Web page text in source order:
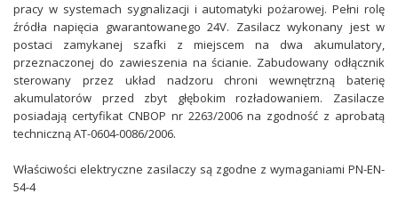
pracy w systemach sygnalizacji i automatyki pożarowej. Pełni rolę
źródła napięcia gwarantowanego 24V. Zasilacz wykonany jest w
postaci zamykanej szafki z miejscem na dwa akumulatory,
przeznaczonej do zawieszenia na ścianie. Zabudowany odłącznik
sterowany przez układ nadzoru chroni wewnętrzną baterię
akumulatorów przed zbyt głębokim rozładowaniem. Zasilacze
posiadają certyfikat CNBOP nr 2263/2006 na zgodność z aprobatą
techniczną AT-0604-0086/2006.
Właściwości elektryczne zasilaczy są zgodne z wymaganiami PN-EN-
54-4